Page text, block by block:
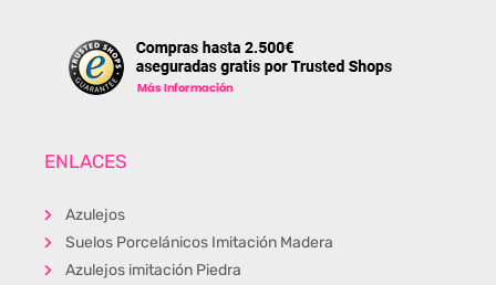
ENLACES
Azulejos
Suelos Porcelánicos Imitación Madera
Azulejos imitación Piedra